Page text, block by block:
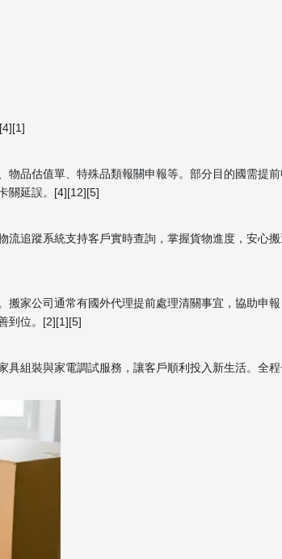
品估值單、特殊品類報關申報等。部分目的國需提
關延誤。[4][12][5]
追蹤系統支持客戶實時查詢，掌握貨物進度，安心
家公司通常有國外代理提前處理清關事宜，協助申報
到位。[2][1][5]
組裝與家電調試服務，讓客戶順利投入新生活。全程